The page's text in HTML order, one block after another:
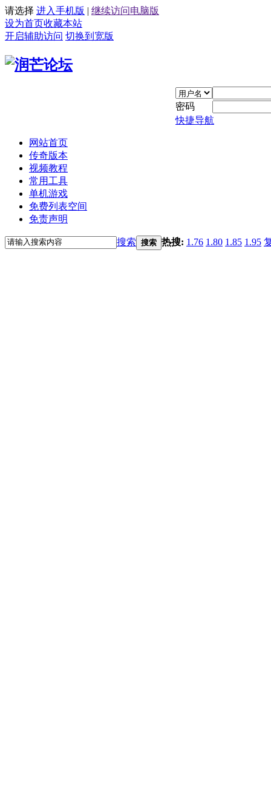
请选择 进入手机版 | 继续访问电脑版
设为首页收藏本站
开启辅助访问 切换到宽版
密码
快捷导航
网站首页
传奇版本
视频教程
常用工具
单机游戏
免费列表空间
免责声明
搜索 搜索 热搜: 1.76 1.80 1.85 1.95